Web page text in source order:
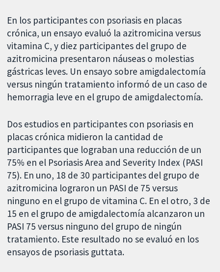
En los participantes con psoriasis en placas
crónica, un ensayo evaluó la azitromicina versus
vitamina C, y diez participantes del grupo de
azitromicina presentaron náuseas o molestias
gástricas leves. Un ensayo sobre amigdalectomía
versus ningún tratamiento informó de un caso de
hemorragia leve en el grupo de amigdalectomía.
Dos estudios en participantes con psoriasis en
placas crónica midieron la cantidad de
participantes que lograban una reducción de un
75% en el Psoriasis Area and Severity Index (PASI
75). En uno, 18 de 30 participantes del grupo de
azitromicina lograron un PASI de 75 versus
ninguno en el grupo de vitamina C. En el otro, 3 de
15 en el grupo de amigdalectomía alcanzaron un
PASI 75 versus ninguno del grupo de ningún
tratamiento. Este resultado no se evaluó en los
ensayos de psoriasis guttata.